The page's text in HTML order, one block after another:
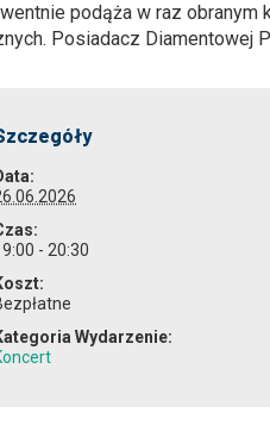
podąża w raz obranym
Posiadacz Diamentowej
- 20:30
Wydarzenie: